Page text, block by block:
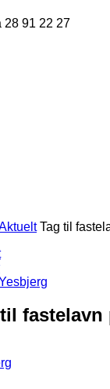
28 91 22 27
Tag til
fastelavn